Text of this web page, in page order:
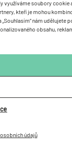
využíváme soubory cookie
kteří je mohou
nám udělujete
obsahu,
údajů